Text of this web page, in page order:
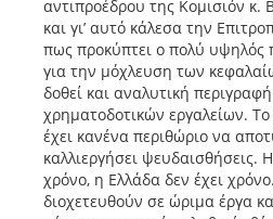
αντιπροέδρου της Kομισιόν κ.
και γι’ αυτό κάλεσα την
πως προκύπτει ο πολύ υψηλός
για την μόχλευση των
δοθεί και αναλυτική
χρηματοδοτικών εργαλείων.
έχει κανένα περιθώριο να
καλλιεργήσει ψευδαισθήσεις.
χρόνο, η Ελλάδα δεν έχει
διοχετευθούν σε ώριμα έργα